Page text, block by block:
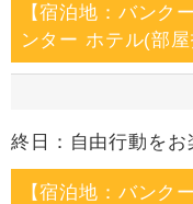
【宿泊地：バンク
ンター ホテル(部
終日：自由行動をお
【宿泊地：バンク